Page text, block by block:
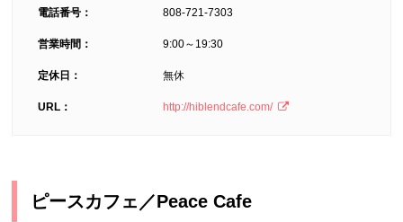
電話番号： 808-721-7303
営業時間： 9:00～19:30
定休日： 無休
URL： http://hiblendcafe.com/
ピースカフェ／Peace Cafe